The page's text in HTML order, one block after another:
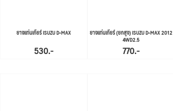
ยางแท่นเกียร์ ISUZU D-MAX
530.-
ยางแท่นเกียร์ (ยกสูง) ISUZU D-MAX 2012
4WD2.5
770.-